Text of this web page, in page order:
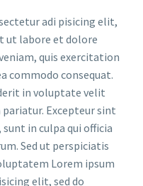
adi pisicing elit,
ut labore et dolore
quis exercitation
commodo consequat.
in voluptate velit
Excepteur sint
in culpa qui officia
Sed ut perspiciatis
Lorem ipsum
elit, sed do